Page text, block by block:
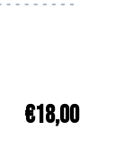
€18,00